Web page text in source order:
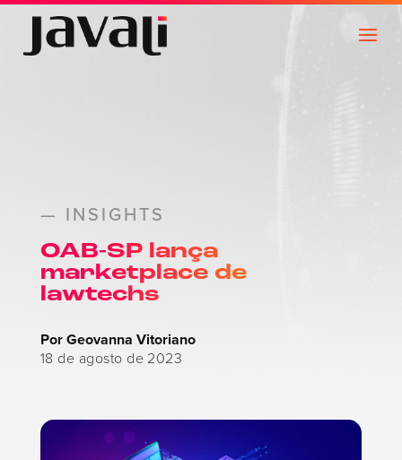
— INSIGHTS
OAB-SP lança
marketplace de
lawtechs
Por Geovanna Vitoriano
18 de agosto de 2023